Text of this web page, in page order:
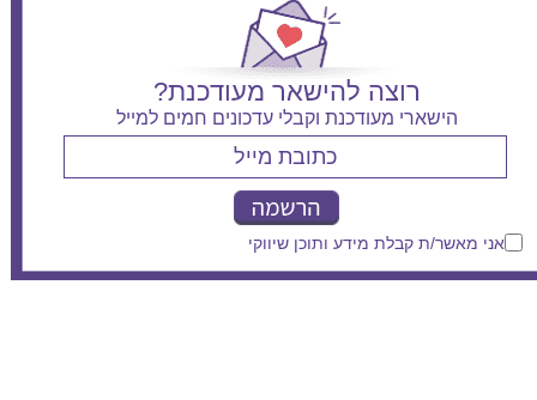
רוצה להישאר מעודכנת?
הישארי מעודכנת וקבלי עדכונים חמים למייל
אני מאשר/ת קבלת מידע ותוכן שיווקי